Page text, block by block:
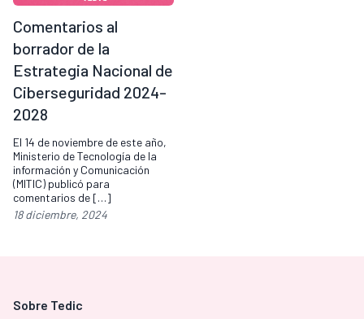
Comentarios al
borrador de la
Estrategia Nacional de
Ciberseguridad 2024-
2028
El 14 de noviembre de este año,
Ministerio de Tecnología de la
información y Comunicación
(MITIC) publicó para
comentarios de […]
18 diciembre, 2024
Sobre Tedic